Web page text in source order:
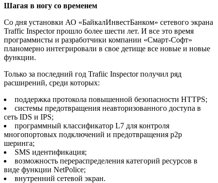
Шагая в ногу со временем
Со дня установки АО «БайкалИнвестБанком» сетевого экрана
Traffic Inspector прошло более шести лет. И все это время
программисты и разработчики компании «Смарт-Софт»
планомерно интегрировали в свое детище все новые и новые
функции.
Только за последний год Trafiic Inspector получил ряд
расширений, среди которых:
поддержка протокола повышенной безопасности HTTPS;
системы предотвращения неавторизованного доступа в
сеть IDS и IPS;
программный классификатор L7 для контроля
многопортовых подключений и предотвращения p2p
шеринга;
SMS идентификация;
возможность перераспределения категорий ресурсов в
виде функции NetPolice;
внутренний сетевой экран.